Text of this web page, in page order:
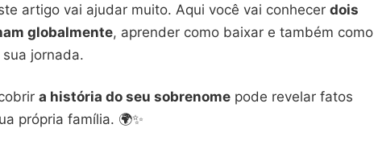
artigo vai ajudar muito. Aqui você vai conhecer dois
globalmente, aprender como baixar e também como
jornada.
a história do seu sobrenome pode revelar fatos
própria família. 🌍✨